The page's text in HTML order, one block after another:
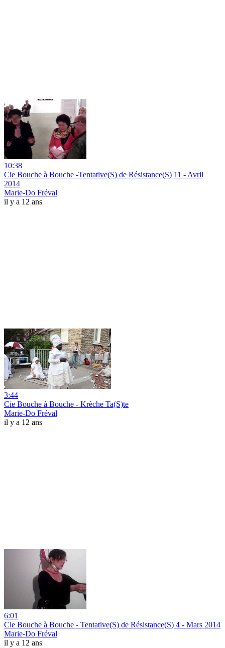
10:38
Cie Bouche à Bouche -Tentative(S) de Résistance(S) 11 - Avril
2014
Marie-Do Fréval
il y a 12 ans
3:44
Cie Bouche à Bouche - Krèche Ta(S)te
Marie-Do Fréval
il y a 12 ans
6:01
Cie Bouche à Bouche - Tentative(S) de Résistance(S) 4 - Mars 2014
Marie-Do Fréval
il y a 12 ans